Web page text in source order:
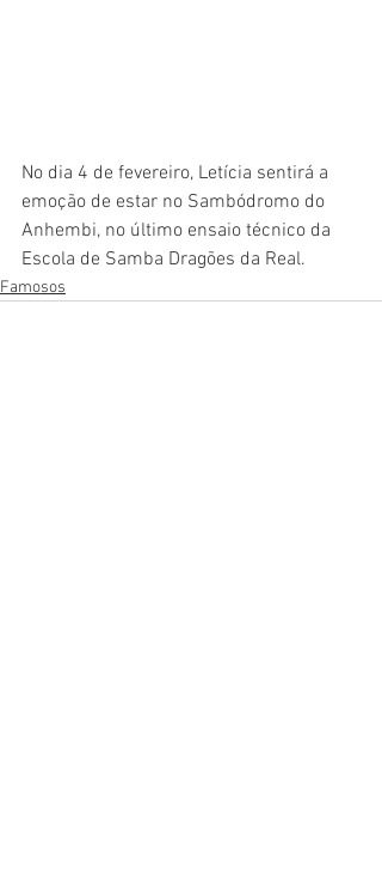
No dia 4 de fevereiro, Letícia sentirá a
emoção de estar no Sambódromo do
Anhembi, no último ensaio técnico da
Escola de Samba Dragões da Real.
Famosos